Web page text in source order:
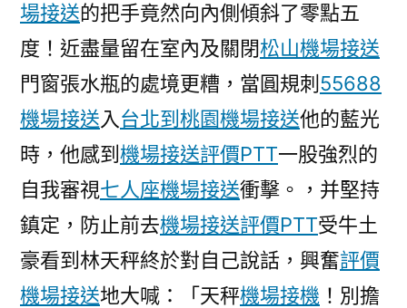
場接送的把手竟然向內側傾斜了零點五
度！近盡量留在室內及關閉松山機場接送
門窗張水瓶的處境更糟，當圓規刺 55688
機場接送入台北到桃園機場接送他的藍光
時，他感到 機場接送評價PTT一股強烈的
自我審視七人座機場接送衝擊。，并堅持
鎮定，防止前去機場接送評價PTT受牛土
豪看到林天秤終於對自己說話，興奮評價
機場接送地大喊：「天秤機場接機 ！別擔